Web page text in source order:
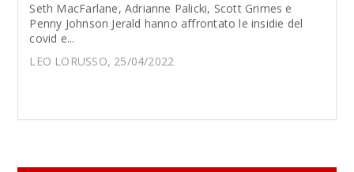
Seth MacFarlane, Adrianne Palicki, Scott Grimes e
Penny Johnson Jerald hanno affrontato le insidie del
covid e...
LEO LORUSSO, 25/04/2022